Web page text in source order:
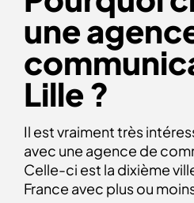
une
Lille ?
Il est vraiment très
avec une agence de
Celle-ci est la dixième
France avec plus ou